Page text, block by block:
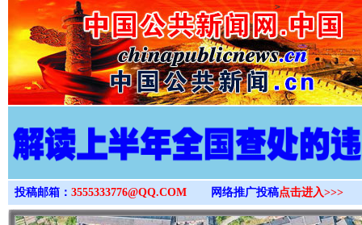
>
投稿邮箱： 3555333776@QQ.COM 网络推广投稿点击进入>>>